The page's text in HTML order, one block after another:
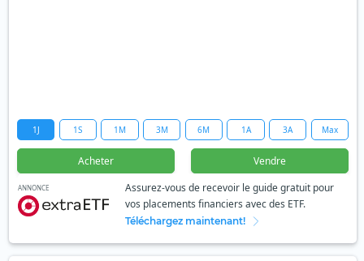
1J 1S 1M 3M 6M 1A 3A Max
Acheter Vendre
ANNONCE
Assurez-vous de recevoir le guide gratuit pour
vos placements financiers avec des ETF.
Téléchargez maintenant!